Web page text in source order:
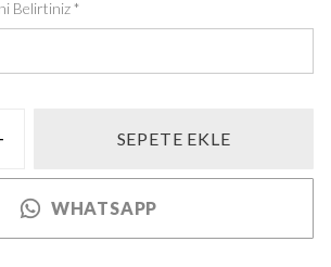
Belirtiniz*
SEPETE EKLE
WHATSAPP